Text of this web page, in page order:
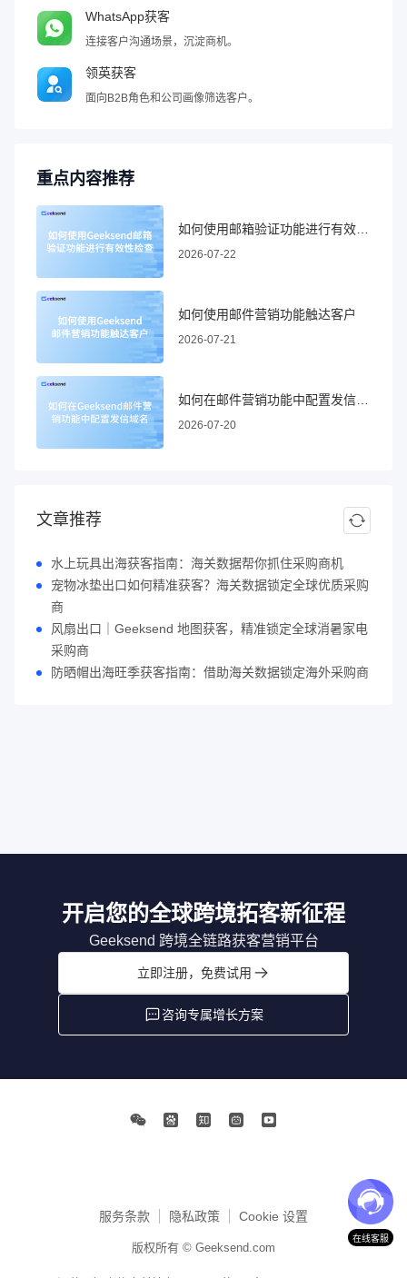
WhatsApp获客
连接客户沟通场景，沉淀商机。
领英获客
面向B2B角色和公司画像筛选客户。
重点内容推荐
2026-07-22
如何使用邮件营销功能触达客户
2026-07-21
2026-07-20
文章推荐
水上玩具出海获客指南：海关数据帮你抓住采购商机
宠物冰垫出口如何精准获客？海关数据锁定全球优质采购
商
风扇出口｜Geeksend 地图获客，精准锁定全球消暑家电
采购商
防晒帽出海旺季获客指南：借助海关数据锁定海外采购商
开启您的全球跨境拓客新征程
Geeksend 跨境全链路获客营销平台
立即注册，免费试用
咨询专属增长方案
服务条款 隐私政策 Cookie 设置
版权所有 © Geeksend.com
在线客服